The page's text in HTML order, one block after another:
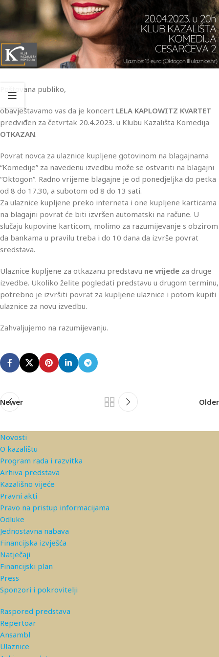
Poštovana publiko,
obavještavamo vas da je koncert LELA KAPLOWITZ KVARTET
predviđen za četvrtak 20.4.2023. u Klubu Kazališta Komedija
OTKAZAN.
Povrat novca za ulaznice kupljene gotovinom na blagajnama
“Komedije” za navedenu izvedbu može se ostvariti na blagajni
“Oktogon”. Radno vrijeme blagajne je od ponedjeljka do petka
od 8 do 17.30, a subotom od 8 do 13 sati.
Za ulaznice kupljene preko interneta i one kupljene karticama
na blagajni povrat će biti izvršen automatski na račune. U
slučaju kupovine karticom, molimo za razumijevanje s obzirom
da bankama u pravilu treba i do 10 dana da izvrše povrat
sredstava.
Ulaznice kupljene za otkazanu predstavu ne vrijede za druge
izvedbe. Ukoliko želite pogledati predstavu u drugom terminu,
potrebno je izvršiti povrat za kupljene ulaznice i potom kupiti
ulaznice za novu izvedbu.
Zahvaljujemo na razumijevanju.
Newer Older
Novosti
O kazalištu
Program rada i razvitka
Arhiva predstava
Kazališno vijeće
Pravni akti
Pravo na pristup informacijama
Odluke
Jednostavna nabava
Financijska izvješća
Natječaji
Financijski plan
Press
Sponzori i pokrovitelji
Raspored predstava
Repertoar
Ansambl
Ulaznice